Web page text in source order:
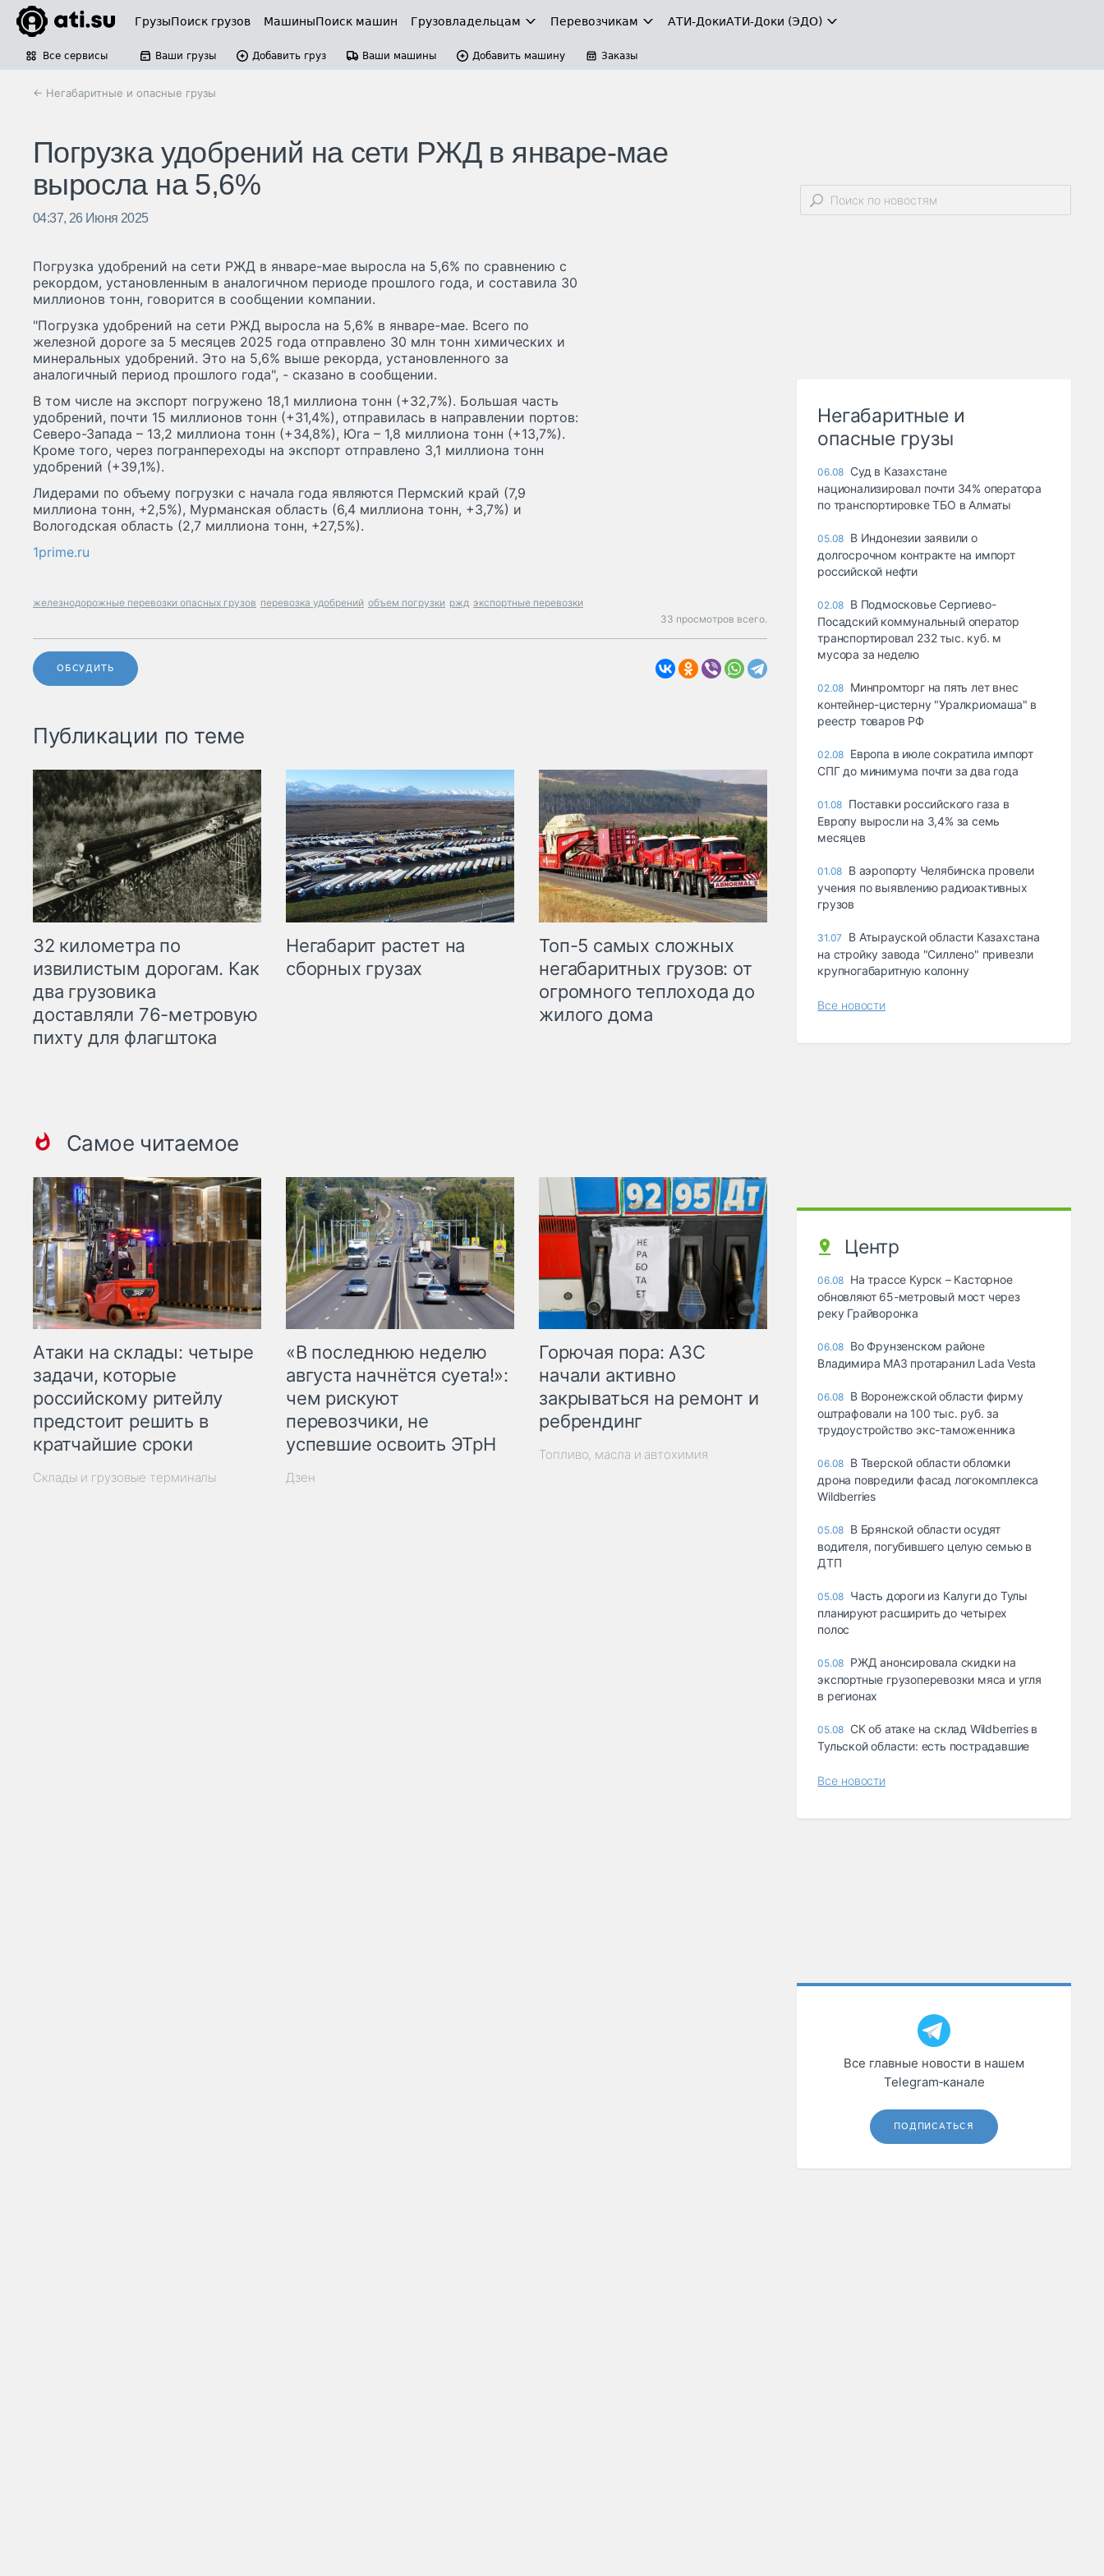
ГрузыПоиск грузов МашиныПоиск машин Грузовладельцам Перевозчикам АТИ-ДокиАТИ-Доки (ЭДО)
Все сервисы Ваши грузы Добавить груз Ваши машины Добавить машину Заказы
← Негабаритные и опасные грузы
Погрузка удобрений на сети РЖД в январе-мае
выросла на 5,6%
04:37, 26 Июня 2025
Погрузка удобрений на сети РЖД в январе-мае выросла на 5,6% по сравнению с
рекордом, установленным в аналогичном периоде прошлого года, и составила 30
миллионов тонн, говорится в сообщении компании.
"Погрузка удобрений на сети РЖД выросла на 5,6% в январе-мае. Всего по
железной дороге за 5 месяцев 2025 года отправлено 30 млн тонн химических и
минеральных удобрений. Это на 5,6% выше рекорда, установленного за
аналогичный период прошлого года", - сказано в сообщении.
В том числе на экспорт погружено 18,1 миллиона тонн (+32,7%). Большая часть
удобрений, почти 15 миллионов тонн (+31,4%), отправилась в направлении портов:
Северо-Запада – 13,2 миллиона тонн (+34,8%), Юга – 1,8 миллиона тонн (+13,7%).
Кроме того, через погранпереходы на экспорт отправлено 3,1 миллиона тонн
удобрений (+39,1%).
Лидерами по объему погрузки с начала года являются Пермский край (7,9
миллиона тонн, +2,5%), Мурманская область (6,4 миллиона тонн, +3,7%) и
Вологодская область (2,7 миллиона тонн, +27,5%).
1prime.ru
железнодорожные перевозки опасных грузов перевозка удобрений объем погрузки ржд экспортные перевозки
33 просмотров всего.
ОБСУДИТЬ
Публикации по теме
32 километра по
извилистым дорогам. Как
два грузовика
доставляли 76-метровую
пихту для флагштока
Негабарит растет на
сборных грузах
Топ-5 самых сложных
негабаритных грузов: от
огромного теплохода до
жилого дома
Самое читаемое
Атаки на склады: четыре
задачи, которые
российскому ритейлу
предстоит решить в
кратчайшие сроки
Склады и грузовые терминалы
«В последнюю неделю
августа начнётся суета!»:
чем рискуют
перевозчики, не
успевшие освоить ЭТрН
Дзен
Горючая пора: АЗС
начали активно
закрываться на ремонт и
ребрендинг
Топливо, масла и автохимия
Негабаритные и
опасные грузы
06.08 Суд в Казахстане
национализировал почти 34% оператора
по транспортировке ТБО в Алматы
05.08 В Индонезии заявили о
долгосрочном контракте на импорт
российской нефти
02.08 В Подмосковье Сергиево-
Посадский коммунальный оператор
транспортировал 232 тыс. куб. м
мусора за неделю
02.08 Минпромторг на пять лет внес
контейнер-цистерну "Уралкриомаша" в
реестр товаров РФ
02.08 Европа в июле сократила импорт
СПГ до минимума почти за два года
01.08 Поставки российского газа в
Европу выросли на 3,4% за семь
месяцев
01.08 В аэропорту Челябинска провели
учения по выявлению радиоактивных
грузов
31.07
В Атырауской области Казахстана
на стройку завода "Силлено" привезли
крупногабаритную колонну
Все новости
Центр
06.08 На трассе Курск – Касторное
обновляют 65-метровый мост через
реку Грайворонка
06.08 Во Фрунзенском районе
Владимира МАЗ протаранил Lada Vesta
06.08 В Воронежской области фирму
оштрафовали на 100 тыс. руб. за
трудоустройство экс-таможенника
06.08 В Тверской области обломки
дрона повредили фасад логокомплекса
Wildberries
05.08 В Брянской области осудят
водителя, погубившего целую семью в
ДТП
05.08 Часть дороги из Калуги до Тулы
планируют расширить до четырех
полос
05.08 РЖД анонсировала скидки на
экспортные грузоперевозки мяса и угля
в регионах
05.08 СК об атаке на склад Wildberries в
Тульской области: есть пострадавшие
Все новости
Все главные новости в нашем
Telegram‑канале
ПОДПИСАТЬСЯ